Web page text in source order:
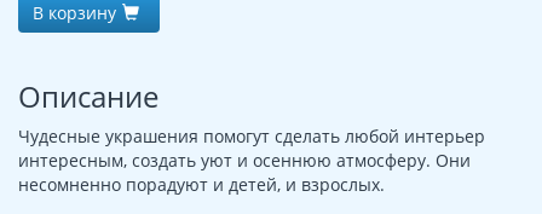
В корзину
Описание
Чудесные украшения помогут сделать любой интерьер
интересным, создать уют и осеннюю атмосферу. Они
несомненно порадуют и детей, и взрослых.